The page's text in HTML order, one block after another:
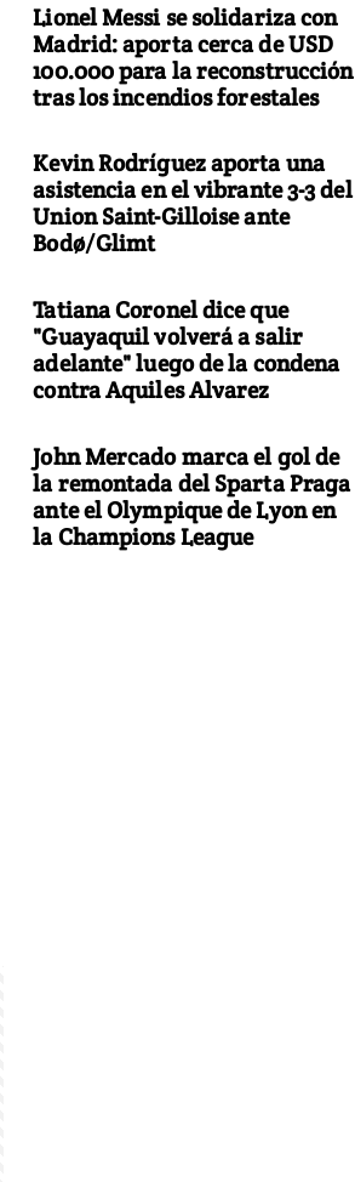
Lionel Messi se solidariza con
Madrid: aporta cerca de USD
100.000 para la reconstrucción
tras los incendios forestales
Kevin Rodríguez aporta una
asistencia en el vibrante 3-3 del
Union Saint-Gilloise ante
Bodø/Glimt
Tatiana Coronel dice que
"Guayaquil volverá a salir
adelante" luego de la condena
contra Aquiles Alvarez
John Mercado marca el gol de
la remontada del Sparta Praga
ante el Olympique de Lyon en
la Champions League